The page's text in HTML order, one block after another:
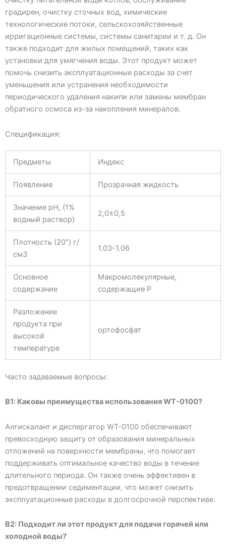
градирен, очистку сточных вод, химические
технологические потоки, сельскохозяйственные
ирригационные системы, системы санитарии и т. д. Он
также подходит для жилых помещений, таких как
установки для умягчения воды. Этот продукт может
помочь снизить эксплуатационные расходы за счет
уменьшения или устранения необходимости
периодического удаления накипи или замены мембран
обратного осмоса из-за накопления минералов.
Спецификация:
Предметы Индекс
Появление Прозрачная жидкость
Значение pH, (1%
водный раствор)
2,0±0,5
Плотность (20″) г/
см3
1.03-1.06
Основное
содержание
Макромолекулярные,
содержащие P
Разложение
продукта при
высокой
температуре
ортофосфат
Часто задаваемые вопросы:
В1: Каковы преимущества использования WT-0100?
Антискалант и диспергатор WT-0100 обеспечивают
превосходную защиту от образования минеральных
отложений на поверхности мембраны, что помогает
поддерживать оптимальное качество воды в течение
длительного периода. Он также очень эффективен в
предотвращении седиментации, что может снизить
эксплуатационные расходы в долгосрочной перспективе.
В2: Подходит ли этот продукт для подачи горячей или
холодной воды?